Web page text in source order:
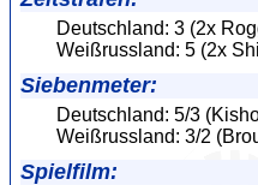
Deutschland: 3 (2x
Weißrussland: 5 (2x
Siebenmeter:
Deutschland: 5/3
Weißrussland: 3/2
Spielfilm: